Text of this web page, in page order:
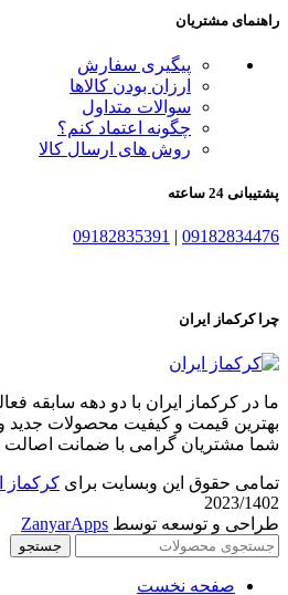
راهنمای مشتریان
پیگیری سفارش
ارزان بودن کالاها
سوالات متداول
چگونه اعتماد کنم؟
روش های ارسال کالا
پشتیبانی 24 ساعته
09182834476
|
09182835391
چرا کرکماز ایران
ما در کرکماز ایران با دو دهه سابقه
بهترین قیمت و کیفیت محصولات جدید و
شما مشتریان گرامی با ضمانت اصالت
تمامی حقوق این وبسایت برای کرکماز
2023/1402
طراحی و توسعه توسط ZanyarApps
جستجو
صفحه نخست